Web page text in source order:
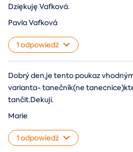
Dziękuję Vafková.
Pavla Vafková
1 odpowiedź
Dobrý den,je tento poukaz
varianta- tanečník(ne
tančit.Dekuji.
Marie
1 odpowiedź